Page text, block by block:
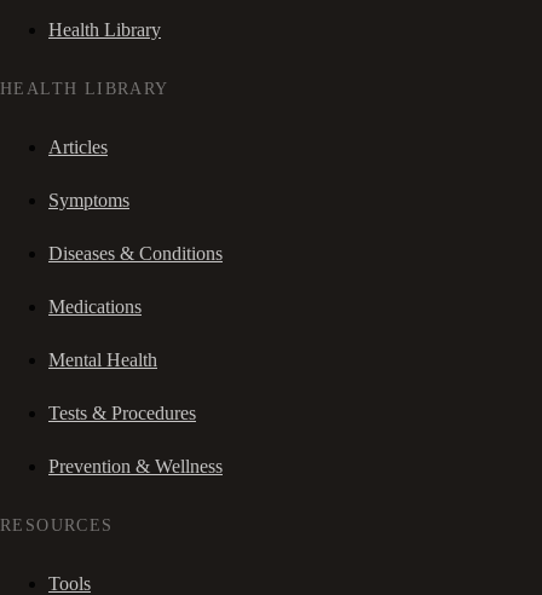
Health Library
HEALTH LIBRARY
Articles
Symptoms
Diseases & Conditions
Medications
Mental Health
Tests & Procedures
Prevention & Wellness
RESOURCES
Tools